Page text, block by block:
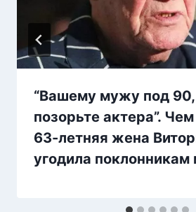
“Вашему мужу под
позорьте актера”.
63-летняя жена
угодила